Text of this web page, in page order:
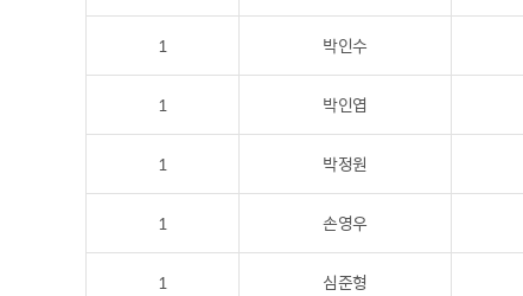
1 박인수
1 박인엽
1 박정원
1 손영우
1 심준형